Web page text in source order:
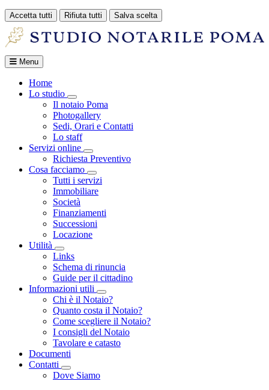
Accetta tutti Rifiuta tutti Salva scelta
Loading...
Menu
Home
Lo studio
Toggle Dropdown
Il notaio Poma
Photogallery
Sedi, Orari e Contatti
Lo staff
Servizi online
Toggle Dropdown
Richiesta Preventivo
Cosa facciamo
Toggle Dropdown
Tutti i servizi
Immobiliare
Società
Finanziamenti
Successioni
Locazione
Utilità
Toggle Dropdown
Links
Schema di rinuncia
Guide per il cittadino
Informazioni utili
Toggle Dropdown
Chi è il Notaio?
Quanto costa il Notaio?
Come scegliere il Notaio?
I consigli del Notaio
Tavolare e catasto
Documenti
Contatti
Toggle Dropdown
Dove Siamo